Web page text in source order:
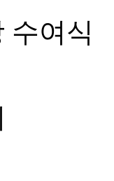
수여식